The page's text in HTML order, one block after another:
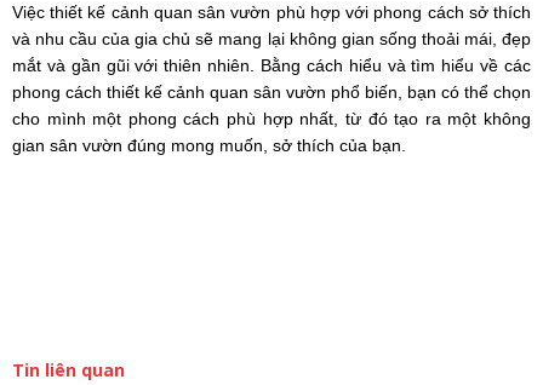
Việc thiết kế cảnh quan sân vườn phù hợp với phong cách sở thích
và nhu cầu của gia chủ sẽ mang lại không gian sống thoải mái, đẹp
mắt và gần gũi với thiên nhiên. Bằng cách hiểu và tìm hiểu về các
phong cách thiết kế cảnh quan sân vườn phổ biến, bạn có thể chọn
cho mình một phong cách phù hợp nhất, từ đó tạo ra một không
gian sân vườn đúng mong muốn, sở thích của bạn.
Tin liên quan